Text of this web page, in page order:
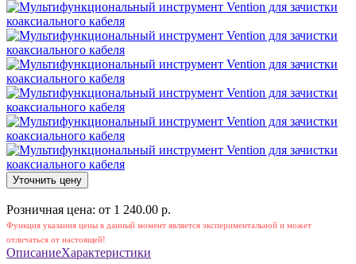
Уточнить цену
Розничная цена: от 1 240.00 р.
Функция указания цены в данный момент является экспериментальной и может
отличаться от настоящей!
ОписаниеХарактеристики